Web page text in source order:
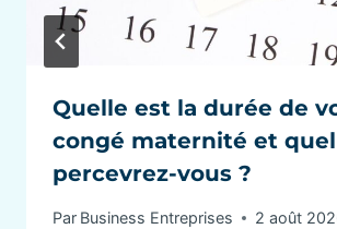
Quelle est la durée de
congé maternité et
percevrez-vous ?
Par Business Entreprises 2 août